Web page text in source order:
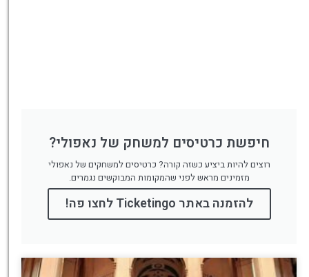
חיפשת כרטיסים למשחק של נאפולי?
רוצים להיות ביציע כשזה קורה? כרטיסים למשחקים של נאפולי
מזמינים מראש לפני שהמקומות המבוקשים נגמרים.
להזמנה באתר Ticketingo לחצו פה!